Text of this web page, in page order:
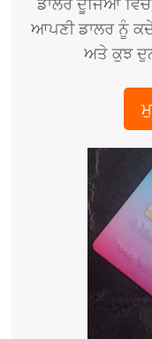
ਆਪਣੀ ਡਾਲਰ ਨੂੰ
ਅਤੇ ਕੁਝ